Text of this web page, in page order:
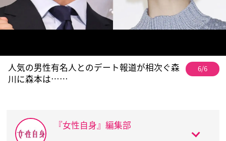
人気の男性有名人とのデート報道が相次ぐ森
川に森本は……
6/6
『女性自身』編集部